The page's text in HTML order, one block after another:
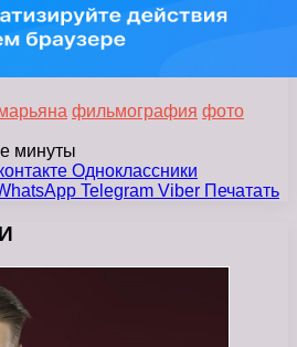
фильмография фото
минуты
Одноклассники
Telegram Viber Печатать